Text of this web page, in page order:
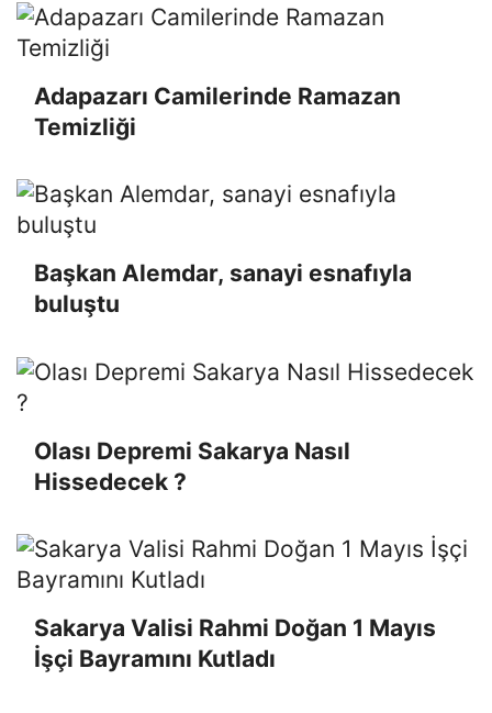
Adapazarı Camilerinde Ramazan
Temizliği
Başkan Alemdar, sanayi esnafıyla
buluştu
Olası Depremi Sakarya Nasıl
Hissedecek ?
Sakarya Valisi Rahmi Doğan 1 Mayıs
İşçi Bayramını Kutladı